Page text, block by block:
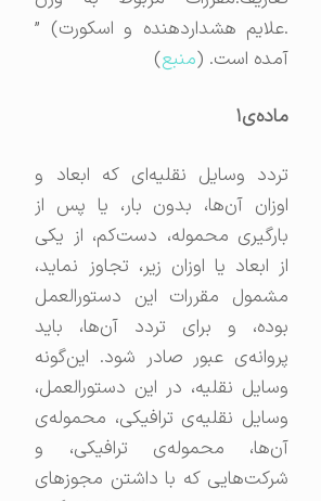
.علایم هشداردهنده و اسکورت) ”
آمده است. (منبع)
ماده‌ی۱
تردد وسایل نقلیه‌ای که ابعاد و
اوزان آن‌ها، بدون بار، یا پس از
بارگیری محموله، دست‌کم، از یکی
از ابعاد یا اوزان زیر، تجاوز نماید،
مشمول مقررات این دستورالعمل
بوده، و برای تردد آن‌ها، باید
پروانه‌ی عبور صادر شود. این‌گونه
وسایل نقلیه، در این دستورالعمل،
وسایل نقلیه‌ی ترافیکی، محموله‌ی
آن‌ها، محموله‌ی ترافیکی، و
شرکت‌هایی که با داشتن مجوزهای